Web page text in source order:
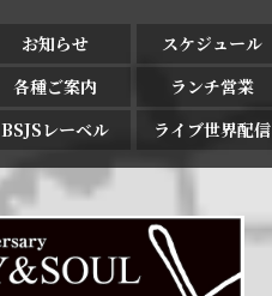
お知らせ スケジュール
各種ご案内 ランチ営業
BSJSレーベル ライブ世界配信